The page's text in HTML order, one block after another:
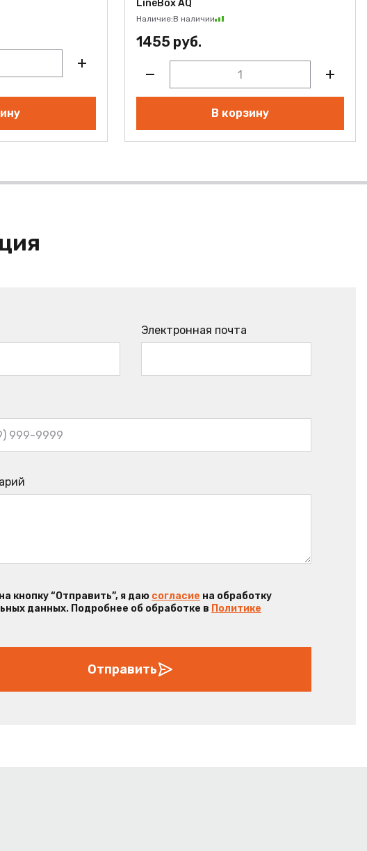
LineBox AQ
Наличие:В наличии
1455 руб.
В корзину
Электронная почта
кнопку “Отправить”, я даю согласие на обработку
данных. Подробнее об обработке в Политике
Отправить